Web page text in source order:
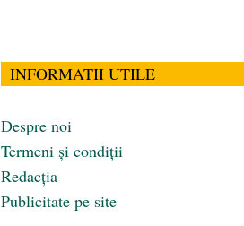
INFORMATII UTILE
Despre noi
Termeni și condiții
Redacția
Publicitate pe site